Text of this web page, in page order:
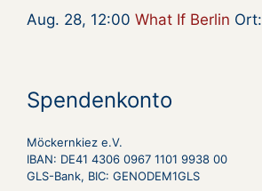
Aug. 28, 12:00 What If Berlin Ort:
Spendenkonto
Möckernkiez e.V.
IBAN: DE41 4306 0967 1101 9938 00
GLS-Bank, BIC: GENODEM1GLS